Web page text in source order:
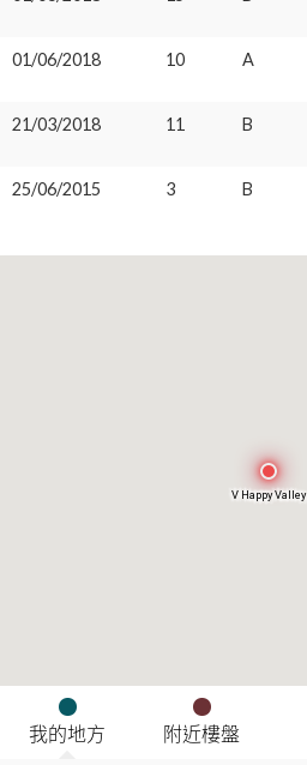
V Happy Valley
我的地方 附近樓盤
01/06/2018 10 A
21/03/2018 11 B
25/06/2015 3 B